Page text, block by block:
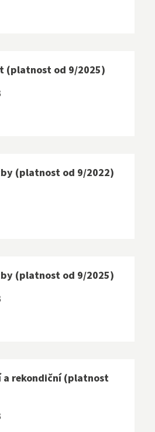
(platnost od 9/2025)
(platnost od 9/2022)
(platnost od 9/2025)
a rekondiční (platnost